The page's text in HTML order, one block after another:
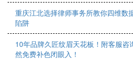
重庆江北选择律师事务所教你四维数
陷阱
10年品牌久匠纹眉天花板！附客服咨
然免费补色闭眼入！